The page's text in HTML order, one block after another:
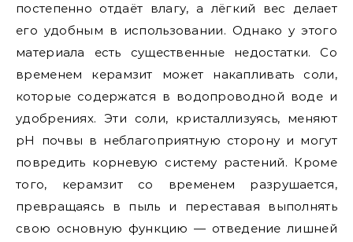
постепенно отдаёт влагу, а лёгкий вес делает
его удобным в использовании. Однако у этого
материала есть существенные недостатки. Со
временем керамзит может накапливать соли,
которые содержатся в водопроводной воде и
удобрениях. Эти соли, кристаллизуясь, меняют
pH почвы в неблагоприятную сторону и могут
повредить корневую систему растений. Кроме
того, керамзит со временем разрушается,
превращаясь в пыль и переставая выполнять
свою основную функцию — отведение лишней